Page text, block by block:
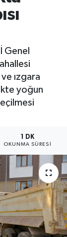
Genel
ızgara
yoğun
1 DK
OKUNMA SÜRESI